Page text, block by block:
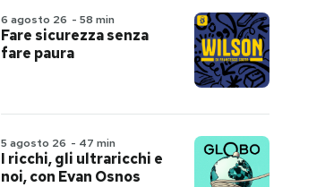
6 agosto 26 - 58 min
Fare sicurezza senza
fare paura
5 agosto 26 - 47 min
I ricchi, gli ultraricchi e
noi, con Evan Osnos